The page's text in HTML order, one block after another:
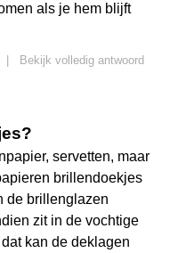
als je hem blijft
Bekijk volledig antwoord
servetten, maar
brillendoekjes
de brillenglazen
zit in de vochtige
kan de deklagen